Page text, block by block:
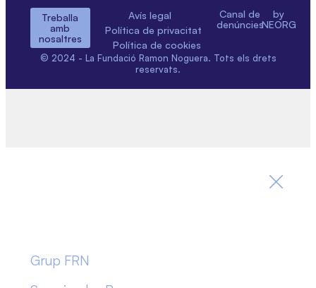
Treballa
amb
nosaltres
Avís legal
Política de privacitat
Política de cookies
Canal de
denúncies
by
NEORG
© 2024 - La Fundació Ramon Noguera. Tots els drets
reservats.
Grup FRN